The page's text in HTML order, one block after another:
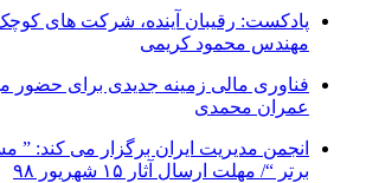
پادکست: رقیبان آینده، شرکت های
مهندس محمود کریمی
فناوری مالی زمینه جدیدی برای حضور
عمران محمدی
انجمن مدیریت ایران برگزار می کند: ”
برتر “/ مهلت ارسال آثار ۱۵ شهریور ۹۸